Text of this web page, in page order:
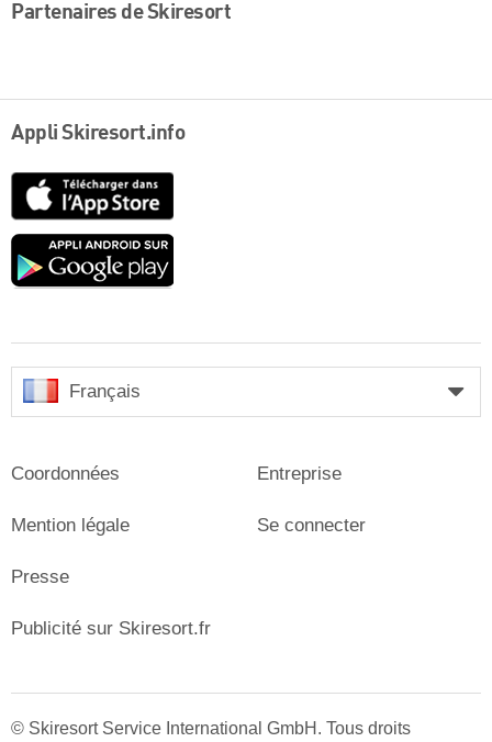
Partenaires de Skiresort
Appli Skiresort.info
Google
Français
Coordonnées
Mention légale
Presse
Entreprise
Se connecter
Publicité sur Skiresort.fr
© Skiresort Service International GmbH. Tous droits